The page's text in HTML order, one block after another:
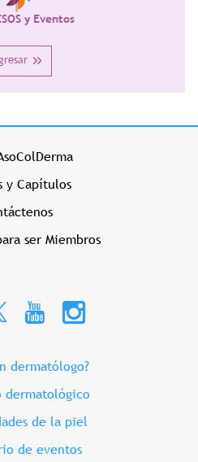
y Eventos
y Capítulos
ser Miembros
dermatólogo?
dermatológico
de la piel
de eventos